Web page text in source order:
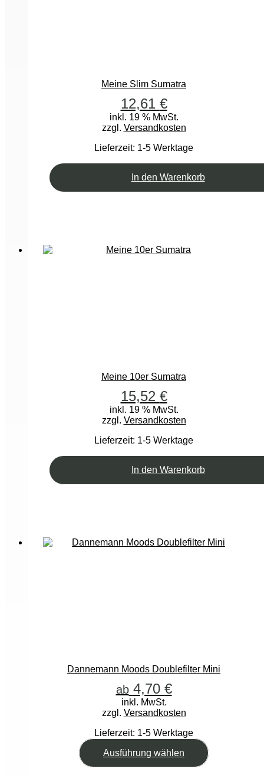
Meine Slim Sumatra
12,61 €
inkl. 19 % MwSt.
zzgl. Versandkosten
Lieferzeit: 1-5 Werktage
In den Warenkorb
Meine 10er Sumatra
15,52 €
inkl. 19 % MwSt.
zzgl. Versandkosten
Lieferzeit: 1-5 Werktage
In den Warenkorb
Dannemann Moods Doublefilter Mini
ab 4,70 €
inkl. MwSt.
zzgl. Versandkosten
Lieferzeit: 1-5 Werktage
Ausführung wählen
Dieses